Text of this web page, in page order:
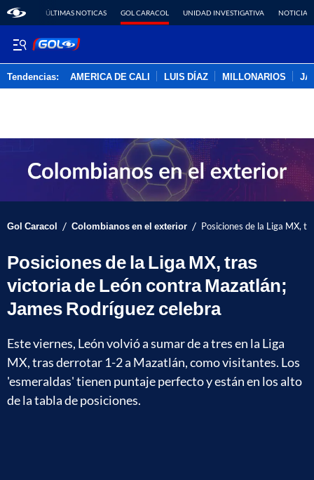
ÚLTIMAS NOTICAS GOL CARACOL UNIDAD INVESTIGATIVA NOTICIAS
Tendencias: AMERICA DE CALI LUIS DÍAZ MILLONARIOS
Gol Caracol / Colombianos en el exterior / Posiciones de la Liga MX,
Posiciones de la Liga MX, tras
victoria de León contra Mazatlán;
James Rodríguez celebra
Este viernes, León volvió a sumar de a tres en la Liga
MX, tras derrotar 1-2 a Mazatlán, como visitantes. Los
'esmeraldas' tienen puntaje perfecto y están en los alto
de la tabla de posiciones.